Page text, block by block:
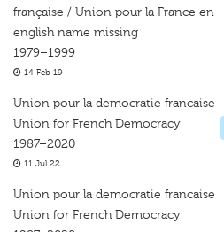
française / Union pour la France en
english name missing
1979–1999
14 Feb 19
Union pour la democratie francaise
Union for French Democracy
1987–2020
11 Jul 22
Union pour la democratie francaise
Union for French Democracy